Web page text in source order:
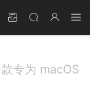
专为 macOS